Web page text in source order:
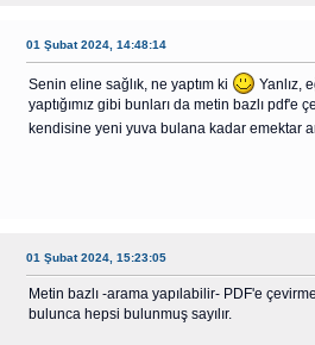
01 Şubat 2024, 14:48:14
Senin eline sağlık, ne yaptım ki
Yanlız,
yaptığımız gibi bunları da metin bazlı
kendisine yeni yuva bulana kadar emektar
01 Şubat 2024, 15:23:05
Metin bazlı -arama yapılabilir- PDF'e
bulunca hepsi bulunmuş sayılır.